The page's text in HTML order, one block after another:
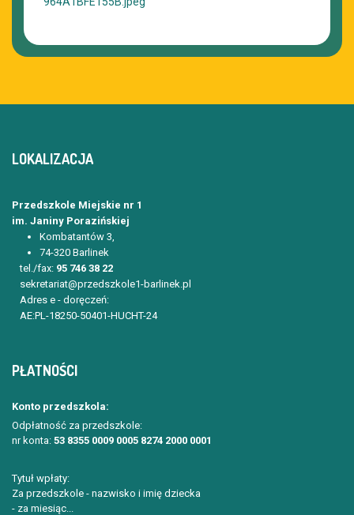
LOKALIZACJA
Przedszkole Miejskie nr 1
im. Janiny Porazińskiej
Kombatantów 3,
74-320 Barlinek
tel./fax: 95 746 38 22
sekretariat@przedszkole1-barlinek.pl
Adres e - doręczeń:
AE:PL-18250-50401-HUCHT-24
PŁATNOŚCI
Konto przedszkola:
Odpłatność za przedszkole:
nr konta: 53 8355 0009 0005 8274 2000 0001
Tytuł wpłaty:
Za przedszkole - nazwisko i imię dziecka
- za miesiąc...